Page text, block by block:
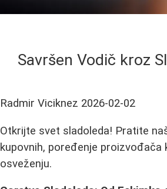
Savršen Vodič kroz
Radmir Viciknez 2026-02-02
Otkrijte svet sladoleda! Pratite
kupovnih, poređenje
osveženju.